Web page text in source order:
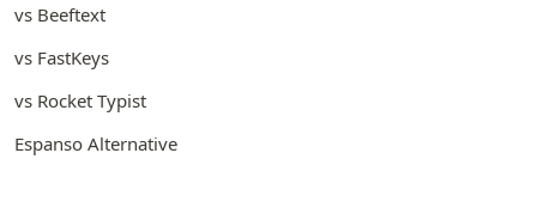
vs Beeftext
vs FastKeys
vs Rocket Typist
Espanso Alternative